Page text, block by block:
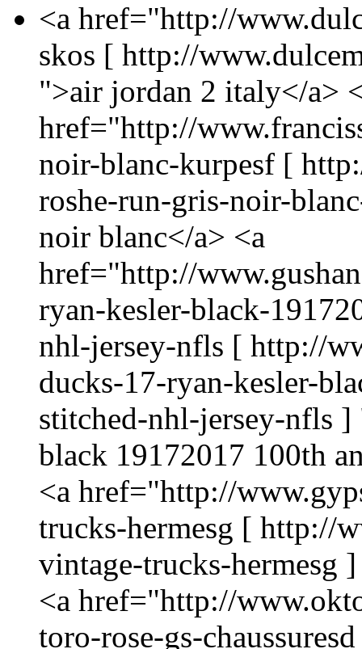
<a href="http://
skos [ http://
">air jordan 2 italy</a>
href="http://
noir-blanc-kurpesf [
roshe-run-gris-noir-
noir blanc</a> <a
href="http://
ryan-kesler-black-
nhl-jersey-nfls [ http://
ducks-17-ryan-kesler-
stitched-nhl-jersey-nfls ]
black 19172017 100th
<a href="http://
trucks-hermesg [ http://
vintage-trucks-hermesg
<a href="http://
toro-rose-gs-